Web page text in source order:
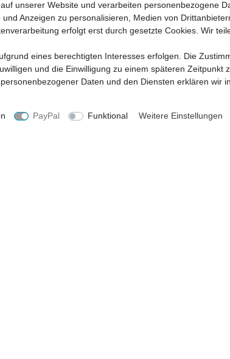
messingfarbener Western-Anstecker,
Cowboy- & Kostümaccessoire
Lieferzeit ca. 2-4 Tage
unserer Website und verarbeiten personenbezogene
Anzeigen zu personalisieren, Medien von
erfolgt erst durch gesetzte Cookies. Wir
eines berechtigten Interesses erfolgen. Die
und die Einwilligung zu einem späteren Zeitpunkt
Daten und den Diensten erklären wir
PayPal Funktional Weitere Einstellungen